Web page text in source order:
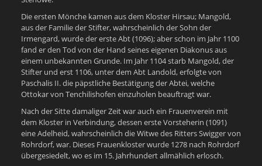
Die ersten Mönche kamen aus dem Kloster Hirsau; Mangold,
aus der Familie der Stifter, wahrscheinlich der Sohn der
Irmengard, wurde der erste Abt (1096); aber schon im Jahr 1100
fand er den Tod von der Hand seines eigenen Diakonus aus
einem unbekannten Grunde. Im Jahr 1104 starb Mangold, der
Stifter und erst 1106, unter dem Abt Landold, erfolgte von
Paschalis II. die päpstliche Bestätigung der Abtei, welche
Ottokar von Tenchilishofen einzuholen beauftragt war.
Nach der Sitte damaliger Zeit war auch ein Frauenverein mit
dem Kloster in Verbindung, dessen erste Vorsteherin (1091)
eine Adelheid, wahrscheinlich die Witwe des Ritters Swigger von
Rohrdorf, war. Dieses Frauenkloster wurde 1278 nach Rohrdorf
übergesiedelt, wo es im 15. Jahrhundert allmählich erlosch.